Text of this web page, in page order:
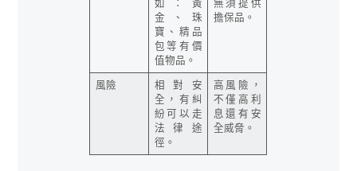
如：黃
金、珠
寶、精品
包等有價
值物品。
無須提供
擔保品。
風險
相對安
全，有糾
紛可以走
法律途
徑。
高風險，
不僅高利
息還有安
全威脅。